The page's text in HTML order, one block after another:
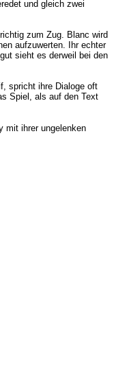
und gleich zwei
zum Zug. Blanc wird
aufzuwerten. Ihr echter
sieht es derweil bei den
spricht ihre Dialoge oft
Spiel, als auf den Text
mit ihrer ungelenken